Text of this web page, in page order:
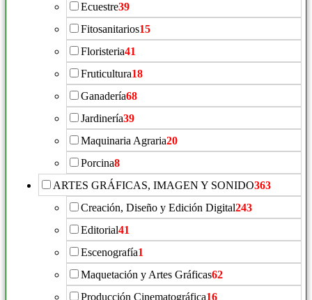
Ecuestre39
Fitosanitarios15
Floristeria41
Fruticultura18
Ganadería68
Jardinería39
Maquinaria Agraria20
Porcina8
ARTES GRÁFICAS, IMAGEN Y SONIDO363
Creación, Diseño y Edición Digital243
Editorial41
Escenografía1
Maquetación y Artes Gráficas62
Producción Cinematográfica16